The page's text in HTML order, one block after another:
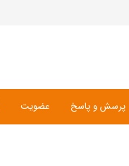
پرسش و پاسخ عضویت